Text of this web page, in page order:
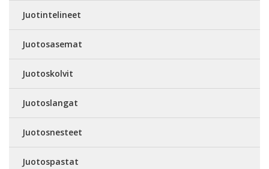
Juotintelineet
Juotosasemat
Juotoskolvit
Juotoslangat
Juotosnesteet
Juotospastat